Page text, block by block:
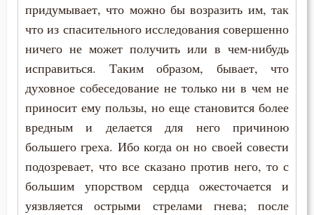
Нил Сорский
Паисий (Величковский)
Петр Дамаскин
Петр Московский
Поликарп Смирнский
придумывает, что можно бы возразить им, так
что из спасительного исследования совершенно
ничего не может получить или в чем-нибудь
исправиться. Таким образом, бывает, что
духовное собеседование не только ни в чем не
приносит ему пользы, но еще становится более
вредным и делается для него причиною
большего греха. Ибо когда он но своей совести
подозревает, что все сказано против него, то с
большим упорством сердца ожесточается и
уязвляется острыми стрелами гнева; после